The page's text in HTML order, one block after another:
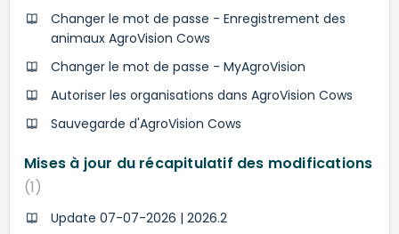
Changer le mot de passe - Enregistrement des
animaux AgroVision Cows
Changer le mot de passe - MyAgroVision
Autoriser les organisations dans AgroVision Cows
Sauvegarde d'AgroVision Cows
Mises à jour du récapitulatif des modifications
1
Update 07-07-2026 | 2026.2